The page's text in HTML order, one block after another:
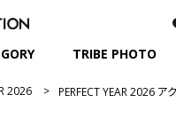
TRIBE PHOTO
2026